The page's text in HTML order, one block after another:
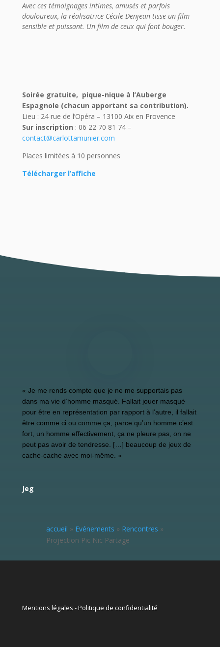
Avec ces témoignages intimes, amusés et parfois
douloureux, la réalisatrice Cécile Denjean tisse un film
sensible et puissant. Un film de ceux qui font bouger.
Soirée gratuite, pique-nique à l’Auberge
Espagnole (chacun apportant sa contribution).
Lieu : 24 rue de l’Opéra – 13100 Aix en Provence
Sur inscription : 06 22 70 81 74 –
contact@carlottamunier.com
Places limitées à 10 personnes
Télécharger l’affiche
« Je me rends compte que je ne me supportais pas
dans ma vie d’homme masqué. Fallait jouer masqué
pour être en représentation par rapport à l’autre, il fallait
être comme ci ou comme ça, parce qu’un homme c’est
fort, un homme effectivement, ça ne pleure pas, on ne
peut pas avoir de tendresse. […] beaucoup de jeux de
cache-cache avec moi-même. »
Jeg
accueil » Evénements » Rencontres »
Projection Pic Nic Partage
Mentions légales -Politique de confidentialité